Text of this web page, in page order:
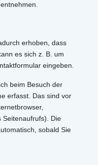
erhoben, dass
es sich z. B. um
eingeben.
beim Besuch der
erfasst. Das sind vor
Seitenaufrufs). Die
sobald Sie